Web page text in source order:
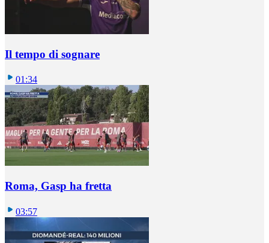
Il tempo di sognare
01:34
Roma, Gasp ha fretta
03:57